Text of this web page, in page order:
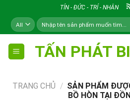
content
TÍN - ĐỨC - TRÍ - NHÂN
Tìm
kiếm:
TẤN PHÁT
TRANG CHỦ / SẢN PHẨM
BỒ HÒN TẠI